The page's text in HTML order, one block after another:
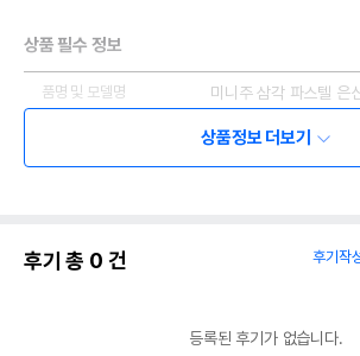
상품 필수 정보
품명 및 모델명 미니주 삼각 파스텔 은
제조자,수입품의 경우
어바웃펫//1644-9601
상품정보 더보기
후기 총 0 건 후기작
등록된 후기가 없습니다.